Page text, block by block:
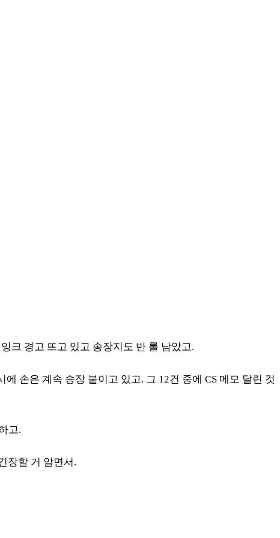
크 경고 뜨고 있고 송장지도 반 롤 남았고.
손은 계속 송장 붙이고 있고. 그 12건 중에 CS 메모 달린 것
고.
장할 거 알면서.